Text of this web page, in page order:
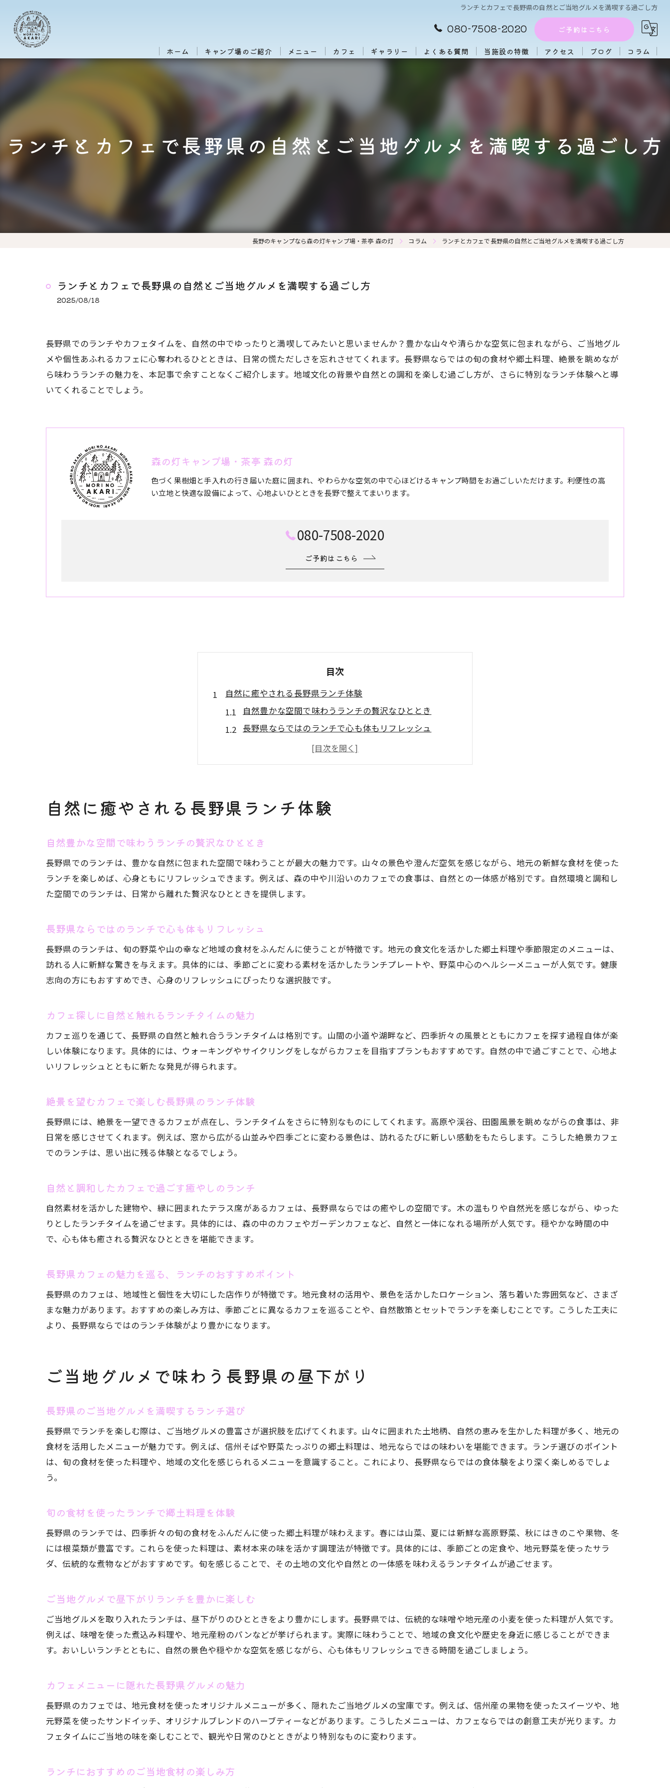
ランチとカフェで長野県の自然とご当地グルメを満喫する過ごし方
080-7508-2020 ご予約はこちら
ホーム キャンプ場のご紹介 メニュー カフェ ギャラリー よくある質問 当施設の特徴
大人数
アクセス ブログ コラム
ランチとカフェで長野県の自然とご当地グルメを満喫する過ごし方
長野のキャンプなら森の灯キャンプ場・茶亭 森の灯 コラム ランチとカフェで長野県の自然とご当地グルメを満喫する過ごし方
ランチとカフェで長野県の自然とご当地グルメを満喫する過ごし方
2025/08/18
長野県でのランチやカフェタイムを、自然の中でゆったりと満喫してみたいと思いませんか？豊かな山々や清らかな空気に包まれながら、ご当地グル
メや個性あふれるカフェに心奪われるひとときは、日常の慌ただしさを忘れさせてくれます。長野県ならではの旬の食材や郷土料理、絶景を眺めなが
ら味わうランチの魅力を、本記事で余すことなくご紹介します。地域文化の背景や自然との調和を楽しむ過ごし方が、さらに特別なランチ体験へと導
いてくれることでしょう。
森の灯キャンプ場・茶亭 森の灯
色づく果樹畑と手入れの行き届いた庭に囲まれ、やわらかな空気の中で心ほどけるキャンプ時間をお過ごしいただけます。利便性の高
い立地と快適な設備によって、心地よいひとときを長野で整えてまいります。
080-7508-2020
ご予約はこちら
目次
自然に癒やされる長野県ランチ体験
自然豊かな空間で味わうランチの贅沢なひととき
長野県ならではのランチで心も体もリフレッシュ
カフェ探しに自然と触れるランチタイムの魅力
絶景を望むカフェで楽しむ長野県のランチ体験
長野県カフェの魅力を巡る、ランチのおすすめポイント
ご当地グルメで味わう長野県の昼下がり
旬の食材を使ったランチで郷土料理を体験
ご当地グルメで昼下がりランチを豊かに楽しむ
カフェメニューに隠れた長野県グルメの魅力
絶景とともに楽しむ長野県カフェ時間
絶景を眺めながら楽しむカフェランチの魅力
長野県で出会える景色自慢のカフェとランチ
長野県カフェで自然と食事を堪能する方法
インスタ映えカフェで特別なランチを満喫
SNS映えを狙える長野県カフェランチの魅力
長野市で話題の映えるカフェとランチ体験
長野県発祥グルメの魅力と出会う昼食旅
地元の味を楽しむランチで地域の魅力を再発見
発祥グルメとランチの新しい組み合わせを体験
長野県ならではの昼食グルメを味わう旅のヒント
おしゃれな空間で過ごす長野カフェランチ
おしゃれなカフェ空間で楽しむランチの魅力
穴場カフェでゆったり過ごすランチタイム
カフェ巡りで発見する長野県のランチスタイル
長野の自然に囲まれたランチの過ごし方
自然に包まれたロケーションでランチを満喫
長野県の自然カフェで癒やしのランチ体験
自然派カフェを巡る長野でのランチプラン
心豊かになるカフェ巡りで長野の味覚探訪
カフェ巡りで出会う長野県ランチの多彩な味
ランチで味わう地元の魅力とカフェ文化
ご当地の美味しさを探すカフェランチの旅
カフェ巡りで発見する長野の郷土グルメ
長野県カフェで味覚と癒やしを同時に体験
自然に癒やされる長野県ランチ体験
自然豊かな空間で味わうランチの贅沢なひととき
長野県でのランチは、豊かな自然に包まれた空間で味わうことが最大の魅力です。山々の景色や澄んだ空気を感じながら、地元の新鮮な食材を使った
ランチを楽しめば、心身ともにリフレッシュできます。例えば、森の中や川沿いのカフェでの食事は、自然との一体感が格別です。自然環境と調和し
た空間でのランチは、日常から離れた贅沢なひとときを提供します。
長野県ならではのランチで心も体もリフレッシュ
長野県のランチは、旬の野菜や山の幸など地域の食材をふんだんに使うことが特徴です。地元の食文化を活かした郷土料理や季節限定のメニューは、
訪れる人に新鮮な驚きを与えます。具体的には、季節ごとに変わる素材を活かしたランチプレートや、野菜中心のヘルシーメニューが人気です。健康
志向の方にもおすすめでき、心身のリフレッシュにぴったりな選択肢です。
カフェ探しに自然と触れるランチタイムの魅力
カフェ巡りを通じて、長野県の自然と触れ合うランチタイムは格別です。山間の小道や湖畔など、四季折々の風景とともにカフェを探す過程自体が楽
しい体験になります。具体的には、ウォーキングやサイクリングをしながらカフェを目指すプランもおすすめです。自然の中で過ごすことで、心地よ
いリフレッシュとともに新たな発見が得られます。
絶景を望むカフェで楽しむ長野県のランチ体験
長野県には、絶景を一望できるカフェが点在し、ランチタイムをさらに特別なものにしてくれます。高原や渓谷、田園風景を眺めながらの食事は、非
日常を感じさせてくれます。例えば、窓から広がる山並みや四季ごとに変わる景色は、訪れるたびに新しい感動をもたらします。こうした絶景カフェ
でのランチは、思い出に残る体験となるでしょう。
自然と調和したカフェで過ごす癒やしのランチ
自然素材を活かした建物や、緑に囲まれたテラス席があるカフェは、長野県ならではの癒やしの空間です。木の温もりや自然光を感じながら、ゆった
りとしたランチタイムを過ごせます。具体的には、森の中のカフェやガーデンカフェなど、自然と一体になれる場所が人気です。穏やかな時間の中
で、心も体も癒される贅沢なひとときを堪能できます。
長野県カフェの魅力を巡る、ランチのおすすめポイント
長野県のカフェは、地域性と個性を大切にした店作りが特徴です。地元食材の活用や、景色を活かしたロケーション、落ち着いた雰囲気など、さまざ
まな魅力があります。おすすめの楽しみ方は、季節ごとに異なるカフェを巡ることや、自然散策とセットでランチを楽しむことです。こうした工夫に
より、長野県ならではのランチ体験がより豊かになります。
ご当地グルメで味わう長野県の昼下がり
長野県のご当地グルメを満喫するランチ選び
長野県でランチを楽しむ際は、ご当地グルメの豊富さが選択肢を広げてくれます。山々に囲まれた土地柄、自然の恵みを生かした料理が多く、地元の
食材を活用したメニューが魅力です。例えば、信州そばや野菜たっぷりの郷土料理は、地元ならではの味わいを堪能できます。ランチ選びのポイント
は、旬の食材を使った料理や、地域の文化を感じられるメニューを意識すること。これにより、長野県ならではの食体験をより深く楽しめるでしょ
う。
旬の食材を使ったランチで郷土料理を体験
長野県のランチでは、四季折々の旬の食材をふんだんに使った郷土料理が味わえます。春には山菜、夏には新鮮な高原野菜、秋にはきのこや果物、冬
には根菜類が豊富です。これらを使った料理は、素材本来の味を活かす調理法が特徴です。具体的には、季節ごとの定食や、地元野菜を使ったサラ
ダ、伝統的な煮物などがおすすめです。旬を感じることで、その土地の文化や自然との一体感を味わえるランチタイムが過ごせます。
ご当地グルメで昼下がりランチを豊かに楽しむ
ご当地グルメを取り入れたランチは、昼下がりのひとときをより豊かにします。長野県では、伝統的な味噌や地元産の小麦を使った料理が人気です。
例えば、味噌を使った煮込み料理や、地元産粉のパンなどが挙げられます。実際に味わうことで、地域の食文化や歴史を身近に感じることができま
す。おいしいランチとともに、自然の景色や穏やかな空気を感じながら、心も体もリフレッシュできる時間を過ごしましょう。
カフェメニューに隠れた長野県グルメの魅力
長野県のカフェでは、地元食材を使ったオリジナルメニューが多く、隠れたご当地グルメの宝庫です。例えば、信州産の果物を使ったスイーツや、地
元野菜を使ったサンドイッチ、オリジナルブレンドのハーブティーなどがあります。こうしたメニューは、カフェならではの創意工夫が光ります。カ
フェタイムにご当地の味を楽しむことで、観光や日常のひとときがより特別なものに変わります。
ランチにおすすめのご当地食材の楽しみ方